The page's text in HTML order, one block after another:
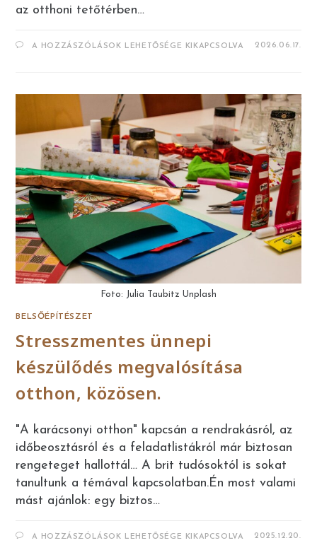
az otthoni tetőtérben…
TETŐTÉRI
BEJEGYZÉSHEZ
A HOZZÁSZÓLÁSOK LEHETŐSÉGE KIKAPCSOLVA 2026.06.17.
Foto: Julia Taubitz Unplash
BELSŐÉPÍTÉSZET
Stresszmentes ünnepi
készülődés megvalósítása
otthon, közösen.
"A karácsonyi otthon" kapcsán a rendrakásról, az
időbeosztásról és a feladatlistákról már biztosan
rengeteget hallottál… A brit tudósoktól is sokat
tanultunk a témával kapcsolatban.Én most valami
mást ajánlok: egy biztos…
STRESSZMENTES
A HOZZÁSZÓLÁSOK LEHETŐSÉGE KIKAPCSOLVA 2025.12.20.